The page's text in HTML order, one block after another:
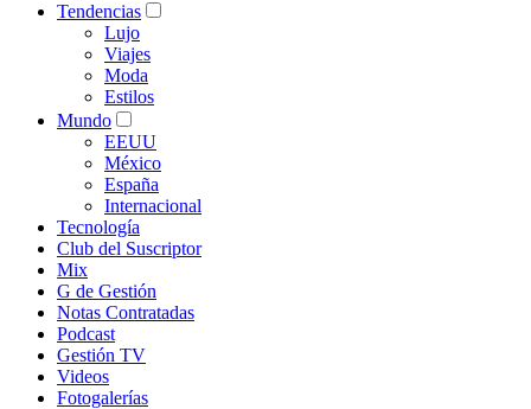
Tendencias
Lujo
Viajes
Moda
Estilos
Mundo
EEUU
México
España
Internacional
Tecnología
Club del Suscriptor
Mix
G de Gestión
Notas Contratadas
Podcast
Gestión TV
Videos
Fotogalerías